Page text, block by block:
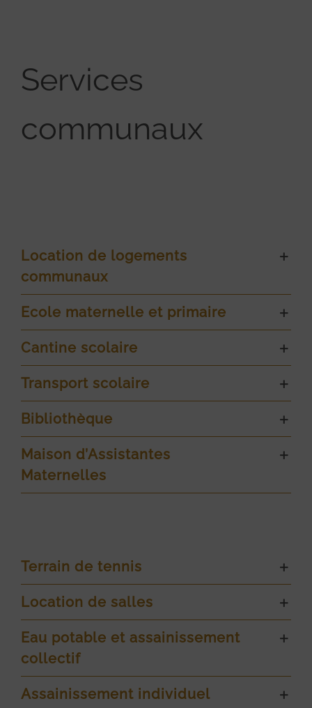
Services
communaux
Location de logements
communaux
Ecole maternelle et primaire
Cantine scolaire
Transport scolaire
Bibliothèque
Maison d’Assistantes
Maternelles
Terrain de tennis
Location de salles
Eau potable et assainissement
collectif
Assainissement individuel